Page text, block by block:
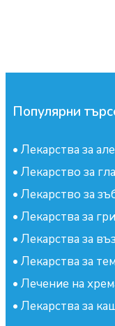
Популярни
• Лекарства за
• Лекарство за
• Лекарство за
• Лекарства за
• Лекарства за
• Лекарства за
• Лечение на
• Лекарства за